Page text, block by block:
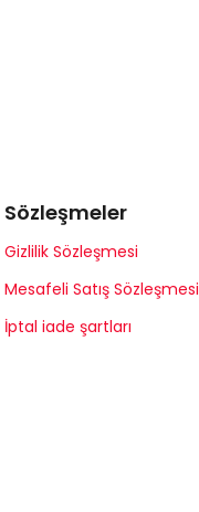
Sözleşmeler
Gizlilik Sözleşmesi
Mesafeli Satış Sözleşmesi
İptal iade şartları